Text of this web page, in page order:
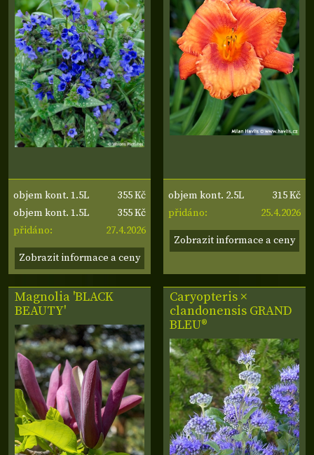
objem kont. 1.5L
355 Kč
objem kont. 1.5L
355 Kč
přidáno:
27.4.2026
Zobrazit informace a ceny
objem kont. 2.5L
315 Kč
přidáno:
25.4.2026
Zobrazit informace a ceny
Magnolia 'BLACK
BEAUTY'
Caryopteris ×
clandonensis GRAND
BLEU®